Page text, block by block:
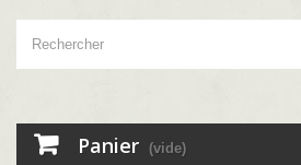
Panier (vide)